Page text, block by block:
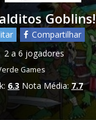
Goblins!
Compartilhar
2 a 6 jogadores
Games
6.3 Nota Média: 7.7